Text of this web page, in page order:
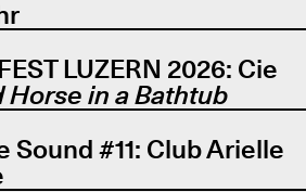
LUZERN 2026: Cie
Horse in a Bathtub
Sound #11: Club Arielle